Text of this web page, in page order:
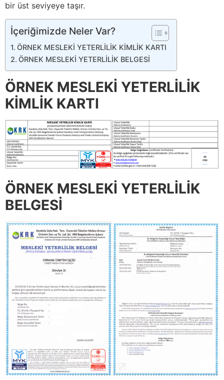
bir üst seviyeye taşır.
İçeriğimizde Neler Var?
ÖRNEK MESLEKİ YETERLİLİK KİMLİK KARTI
ÖRNEK MESLEKİ YETERLİLİK BELGESİ
ÖRNEK MESLEKİ YETERLİLİK
KİMLİK KARTI
ÖRNEK MESLEKİ YETERLİLİK
BELGESİ